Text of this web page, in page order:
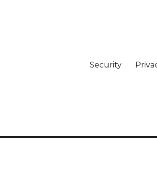
Security